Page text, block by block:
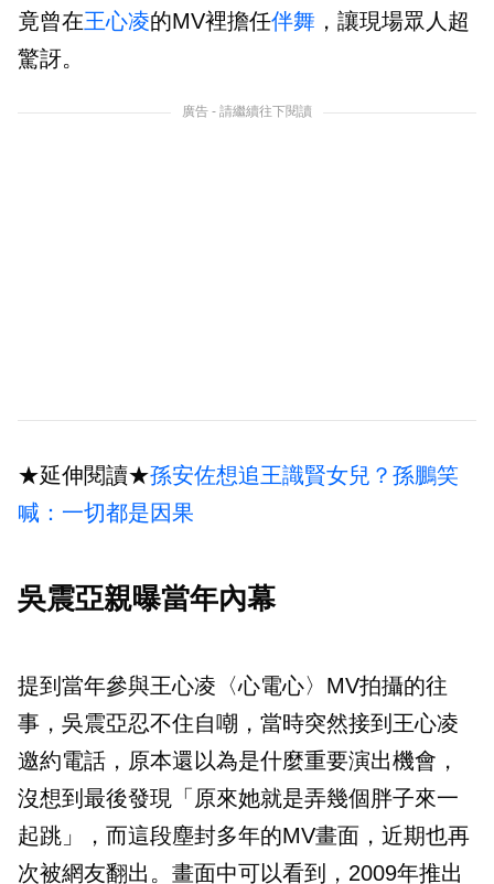
竟曾在王心凌的MV裡擔任伴舞 ，讓現場眾人超
驚訝。
廣告 - 請繼續往下閱讀
★延伸閱讀★孫安佐想追王識賢女兒？孫鵬笑
喊：一切都是因果
吳震亞親曝當年內幕
提到當年參與王心凌〈心電心〉MV拍攝的往
事，吳震亞忍不住自嘲，當時突然接到王心凌
邀約電話，原本還以為是什麼重要演出機會，
沒想到最後發現「原來她就是弄幾個胖子來一
起跳」，而這段塵封多年的MV畫面，近期也再
次被網友翻出。畫面中可以看到，2009年推出